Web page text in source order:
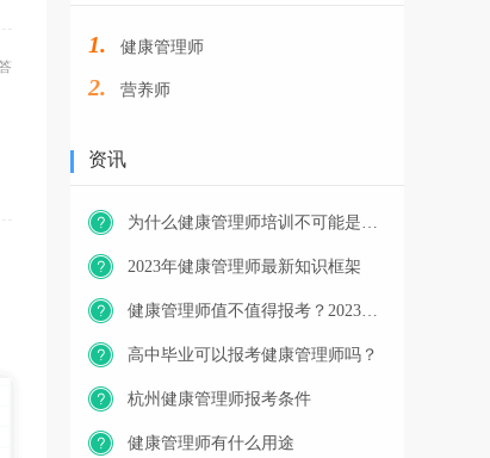
1. 健康管理师
2. 营养师
资讯
2023年健康管理师最新知识框架
高中毕业可以报考健康管理师吗？
杭州健康管理师报考条件
健康管理师有什么用途